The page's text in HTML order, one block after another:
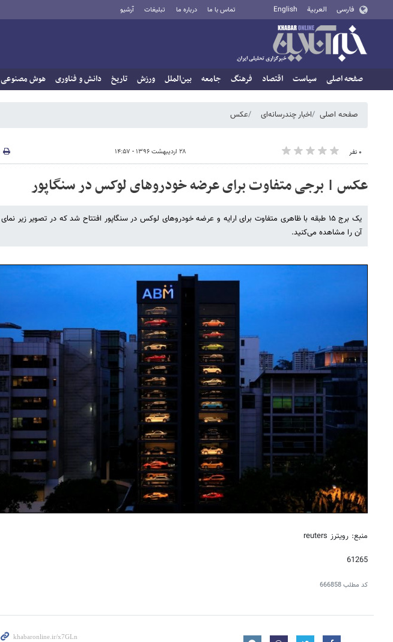
فارسی العربية English تماس با ما درباره ما تبلیغات آرشیو
صفحه اصلی سیاست اقتصاد فرهنگ جامعه بین‌الملل ورزش تاریخ دانش و فناوری هوش مصنوعی
صفحه اصلی اخبار چندرسانه‌ای عکس
۰ نفر ۲۸ اردیبهشت ۱۳۹۶ - ۱۴:۵۷
عکس | برجی متفاوت برای عرضه خودروهای لوکس در سنگاپور
یک برج ۱۵ طبقه با ظاهری متفاوت برای ارایه و عرضه خودروهای لوکس در سنگاپور افتتاح شد که در تصویر زیر نمای
آن را مشاهده می‌کنید.
منبع: رویترز reuters
61265
کد مطلب666858